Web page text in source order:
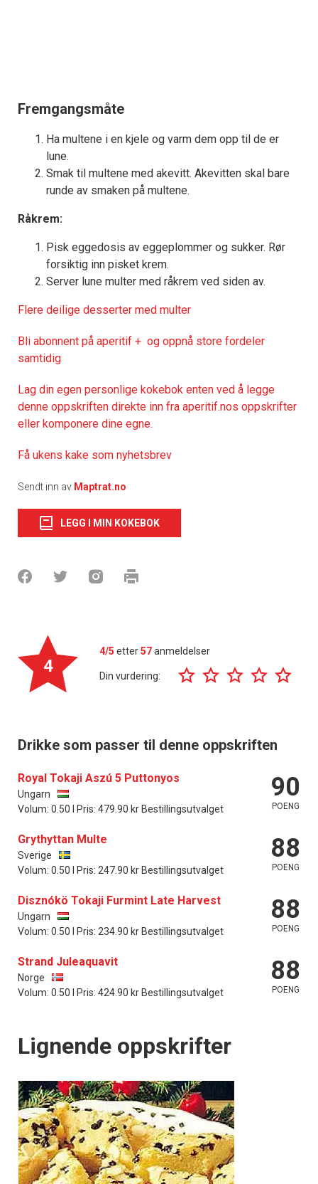
Fremgangsmåte
Ha multene i en kjele og varm dem opp til de er
lune.
Smak til multene med akevitt. Akevitten skal bare
runde av smaken på multene.
Råkrem:
Pisk eggedosis av eggeplommer og sukker. Rør
forsiktig inn pisket krem.
Server lune multer med råkrem ved siden av.
Flere deilige desserter med multer
Bli abonnent på aperitif + og oppnå store fordeler
samtidig
Lag din egen personlige kokebok enten ved å legge
denne oppskriften direkte inn fra aperitif.nos oppskrifter
eller komponere dine egne.
Få ukens kake som nyhetsbrev
Sendt inn av Maptrat.no
LEGG I MIN KOKEBOK
4
4/5 etter57anmeldelser
Din vurdering:
Drikke som passer til denne oppskriften
Royal Tokaji Aszú 5 Puttonyos
Ungarn
Volum: 0.50 l Pris: 479.90 kr Bestillingsutvalget
90
POENG
Grythyttan Multe
Sverige
Volum: 0.50 l Pris: 247.90 kr Bestillingsutvalget
88
POENG
Disznókö Tokaji Furmint Late Harvest
Ungarn
Volum: 0.50 l Pris: 234.90 kr Bestillingsutvalget
88
POENG
Strand Juleaquavit
Norge
Volum: 0.50 l Pris: 424.90 kr Bestillingsutvalget
88
POENG
Lignende oppskrifter